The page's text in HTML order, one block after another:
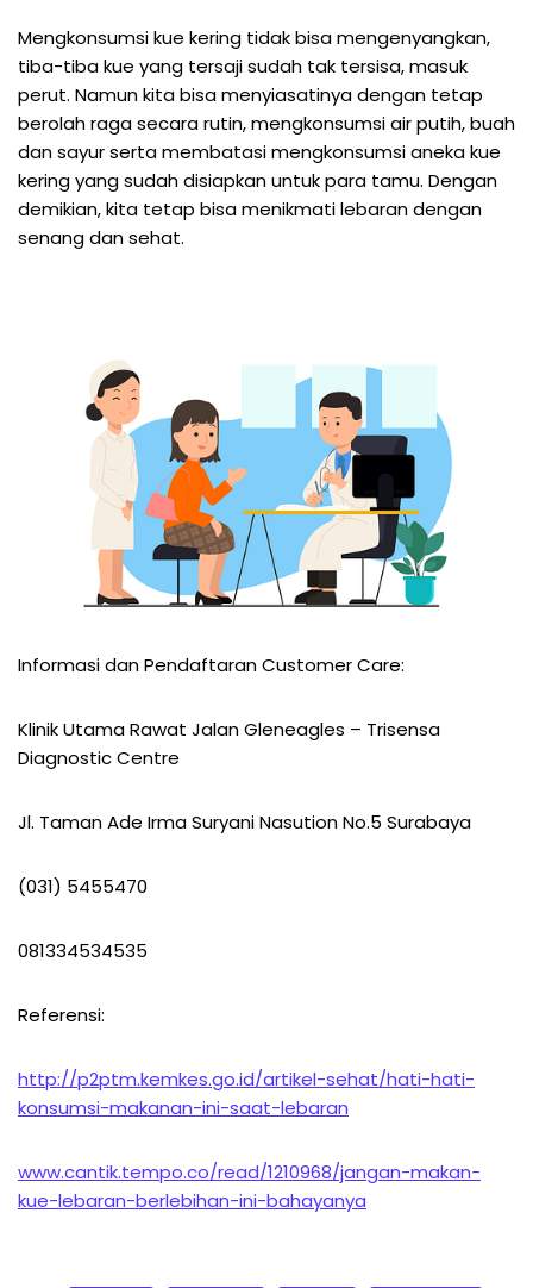
Mengkonsumsi kue kering tidak bisa mengenyangkan,
tiba-tiba kue yang tersaji sudah tak tersisa, masuk
perut. Namun kita bisa menyiasatinya dengan tetap
berolah raga secara rutin, mengkonsumsi air putih, buah
dan sayur serta membatasi mengkonsumsi aneka kue
kering yang sudah disiapkan untuk para tamu. Dengan
demikian, kita tetap bisa menikmati lebaran dengan
senang dan sehat.
Informasi dan Pendaftaran Customer Care:
Klinik Utama Rawat Jalan Gleneagles – Trisensa
Diagnostic Centre
Jl. Taman Ade Irma Suryani Nasution No.5 Surabaya
(031) 5455470
081334534535
Referensi:
http://p2ptm.kemkes.go.id/artikel-sehat/hati-hati-
konsumsi-makanan-ini-saat-lebaran
www.cantik.tempo.co/read/1210968/jangan-makan-
kue-lebaran-berlebihan-ini-bahayanya